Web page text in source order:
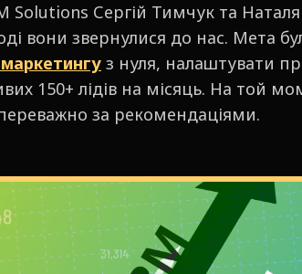
Solutions Сергій Тимчук та
вони звернулися до нас. Мета
маркетингу з нуля, налаштувати
150+ лідів на місяць. На той
за рекомендаціями.